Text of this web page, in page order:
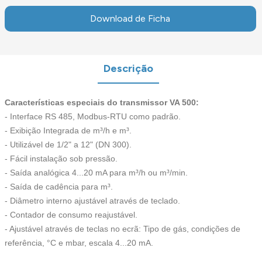
Download de Ficha
Descrição
Características especiais do transmissor VA 500:
- Interface RS 485, Modbus-RTU como padrão.
- Exibição Integrada de m³/h e m³.
- Utilizável de 1/2" a 12" (DN 300).
- Fácil instalação sob pressão.
- Saída analógica 4...20 mA para m³/h ou m³/min.
- Saída de cadência para m³.
- Diâmetro interno ajustável através de teclado.
- Contador de consumo reajustável.
- Ajustável através de teclas no ecrã: Tipo de gás, condições de
referência, °C e mbar, escala 4...20 mA.